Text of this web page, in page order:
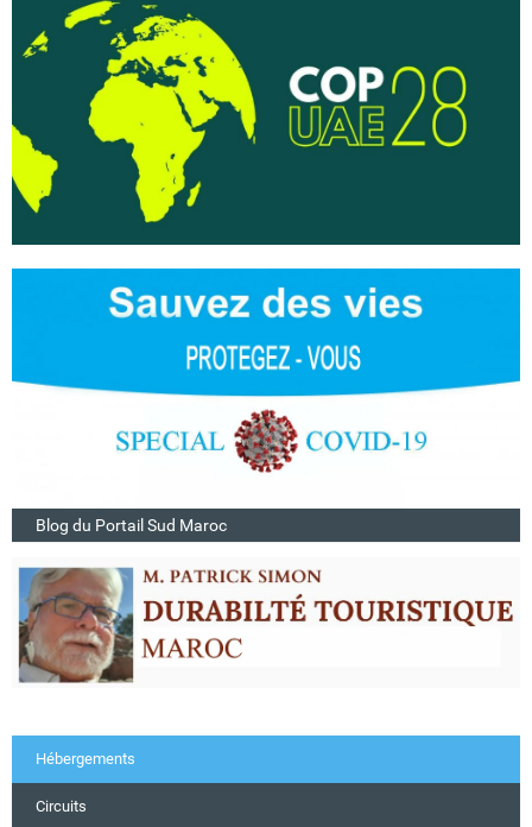
Blog du Portail Sud Maroc
Hébergements
Circuits